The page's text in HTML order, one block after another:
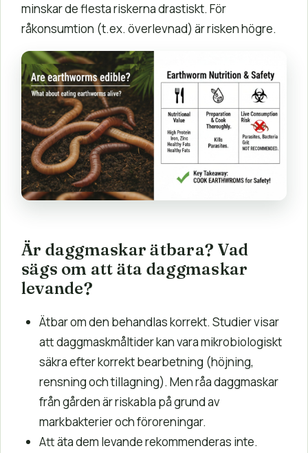
minskar de flesta riskerna drastiskt. För
råkonsumtion (t.ex. överlevnad) är risken högre.
Är daggmaskar ätbara? Vad
sägs om att äta daggmaskar
levande?
Ätbar om den behandlas korrekt. Studier visar
att daggmaskmåltider kan vara mikrobiologiskt
säkra efter korrekt bearbetning (höjning,
rensning och tillagning). Men råa daggmaskar
från gården är riskabla på grund av
markbakterier och föroreningar.
Att äta dem levande rekommenderas inte.